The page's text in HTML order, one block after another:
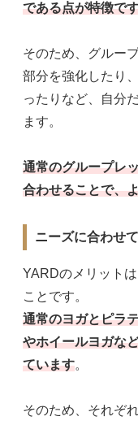
である点が特徴で
そのため、グルー
部分を強化したり
ったりなど、自分
ます。
通常のグループレ
合わせることで、
ニーズに合わせ
YARDのメリット
ことです。
通常のヨガとピラ
やホイールヨガな
ています。
そのため、それぞ